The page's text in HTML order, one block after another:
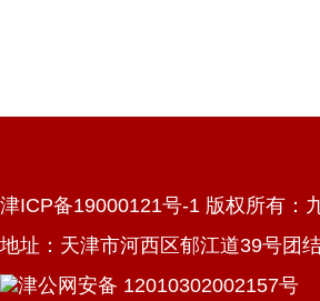
津ICP备19000121号-1 版权所有：
地址：天津市河西区郁江道39号团
津公网安备 12010302002157号